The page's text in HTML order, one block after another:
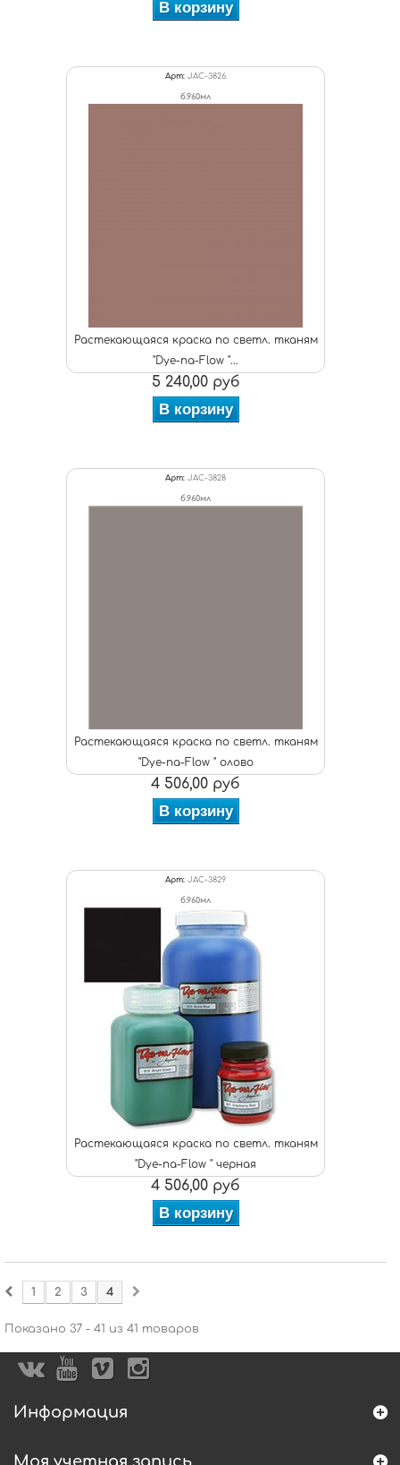
В корзину
Арт: JAC-3826
б.960мл
Растекающаяся краска по светл. тканям
"Dye-na-Flow "...
5 240,00 руб
В корзину
Арт: JAC-3828
б.960мл
Растекающаяся краска по светл. тканям
"Dye-na-Flow " олово
4 506,00 руб
В корзину
Арт: JAC-3829
б.960мл
Растекающаяся краска по светл. тканям
"Dye-na-Flow " черная
4 506,00 руб
В корзину
1 2 3 4
Показано 37 - 41 из 41 товаров
Информация
Моя учетная запись